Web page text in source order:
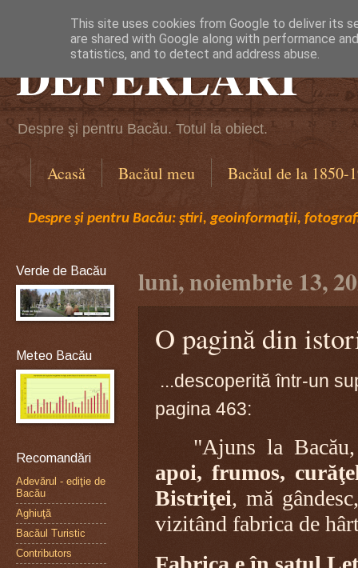
DEFERLĂRI
Despre şi pentru Bacău. Totul la obiect.
Acasă Bacăul meu Bacăul de la 1850-
Despre şi pentru Bacău: ştiri, geoinformaţii,
luni, noiembrie 13,
O pagină din
...descoperită într-un
pagina 463:
"Ajuns la
apoi, frumos,
Bistriţei, mă
vizitând fabrica de
Verde de Bacău
Meteo Bacău
Recomandări
Adevărul - ediţie de
Bacău
Aghiuţă
Bacăul Turistic
Contributors
This site uses cookies from Google to deliver its
are shared with Google along with performance
statistics, and to detect and address abuse.